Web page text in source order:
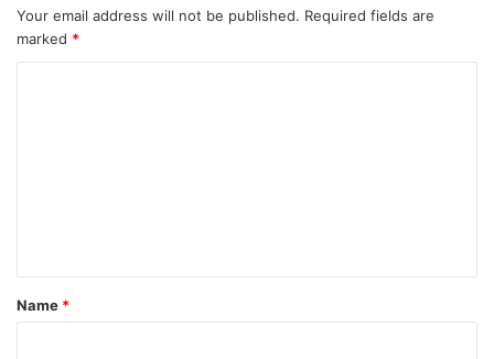
Your email address will not be published. Required fields are
marked *
t
*
Name *